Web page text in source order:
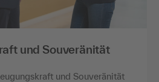
und Souveränität
und Souveränität